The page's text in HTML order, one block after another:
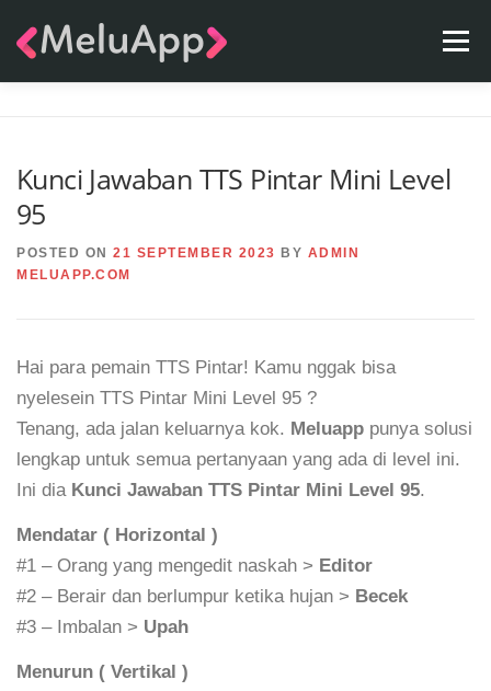
Menu
Kunci Jawaban TTS Pintar Mini Level
95
POSTED ON 21 SEPTEMBER 2023 BY ADMIN
MELUAPP.COM
Hai para pemain TTS Pintar! Kamu nggak bisa
nyelesein TTS Pintar Mini Level 95 ?
Tenang, ada jalan keluarnya kok. Meluapp punya solusi
lengkap untuk semua pertanyaan yang ada di level ini.
Ini dia Kunci Jawaban TTS Pintar Mini Level 95.
Mendatar ( Horizontal )
#1 – Orang yang mengedit naskah > Editor
#2 – Berair dan berlumpur ketika hujan > Becek
#3 – Imbalan > Upah
Menurun ( Vertikal )